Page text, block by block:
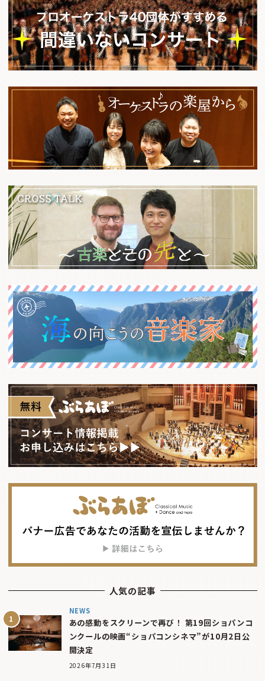
人気の記事
NEWS
あの感動をスクリーンで再び！ 第19回ショパンコ
ンクールの映画“ショパコンシネマ”が10月2日公
開決定
2026年7月31日